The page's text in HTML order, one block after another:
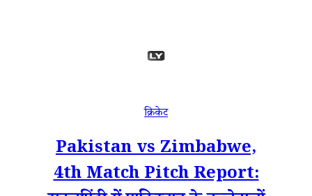
क्रिकेट
Pakistan vs Zimbabwe,
4th Match Pitch Report: